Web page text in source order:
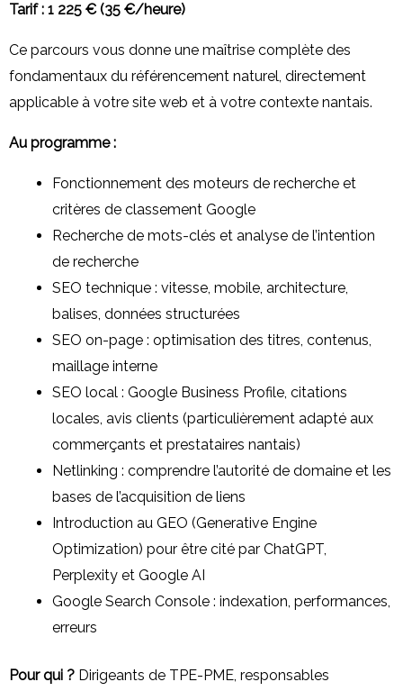
Tarif : 1 225 € (35 €/heure)
Ce parcours vous donne une maîtrise complète des
fondamentaux du référencement naturel, directement
applicable à votre site web et à votre contexte nantais.
Au programme :
Fonctionnement des moteurs de recherche et
critères de classement Google
Recherche de mots-clés et analyse de l’intention
de recherche
SEO technique : vitesse, mobile, architecture,
balises, données structurées
SEO on-page : optimisation des titres, contenus,
maillage interne
SEO local : Google Business Profile, citations
locales, avis clients (particulièrement adapté aux
commerçants et prestataires nantais)
Netlinking : comprendre l’autorité de domaine et les
bases de l’acquisition de liens
Introduction au GEO (Generative Engine
Optimization) pour être cité par ChatGPT,
Perplexity et Google AI
Google Search Console : indexation, performances,
erreurs
Pour qui ? Dirigeants de TPE-PME, responsables